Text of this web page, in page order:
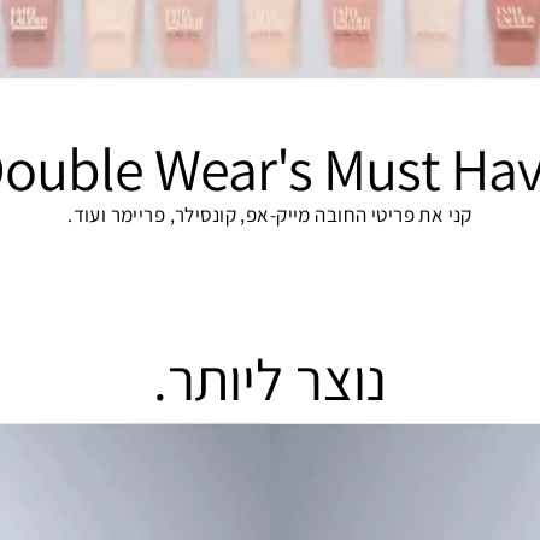
Wear's Must
קני את פריטי החובה מייק-אפ, קונסילר, פריימר ועוד.
נוצר ליותר.